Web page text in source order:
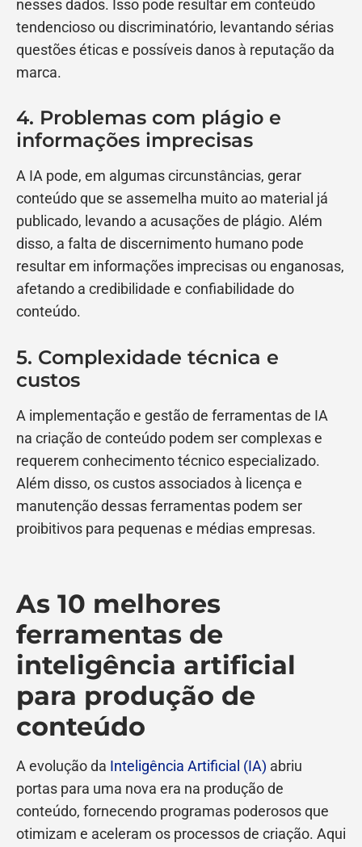
nesses dados. Isso pode resultar em conteúdo
tendencioso ou discriminatório, levantando sérias
questões éticas e possíveis danos à reputação da
marca.
4. Problemas com plágio e
informações imprecisas
A IA pode, em algumas circunstâncias, gerar
conteúdo que se assemelha muito ao material já
publicado, levando a acusações de plágio. Além
disso, a falta de discernimento humano pode
resultar em informações imprecisas ou enganosas,
afetando a credibilidade e confiabilidade do
conteúdo.
5. Complexidade técnica e
custos
A implementação e gestão de ferramentas de IA
na criação de conteúdo podem ser complexas e
requerem conhecimento técnico especializado.
Além disso, os custos associados à licença e
manutenção dessas ferramentas podem ser
proibitivos para pequenas e médias empresas.
As 10 melhores
ferramentas de
inteligência artificial
para produção de
conteúdo
A evolução da Inteligência Artificial (IA) abriu
portas para uma nova era na produção de
conteúdo, fornecendo programas poderosos que
otimizam e aceleram os processos de criação. Aqui